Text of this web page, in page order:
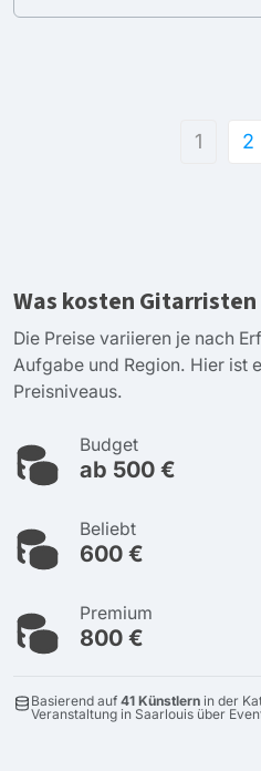
1 2
Was kosten
Die Preise variieren je nach
Aufgabe und Region. Hier ist
Preisniveaus.
Budget
ab 500 €
Beliebt
600 €
Premium
800 €
Basierend auf 41 Künstlern in der
Veranstaltung in Saarlouis über